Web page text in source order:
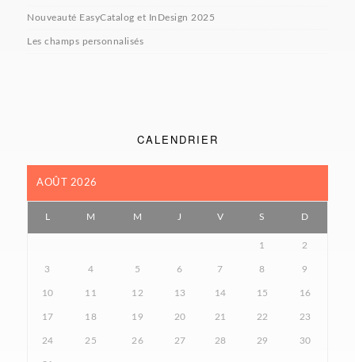
Nouveauté EasyCatalog et InDesign 2025
Les champs personnalisés
CALENDRIER
AOÛT 2026
L M M J V S D
1 2
3 4 5 6 7 8 9
10 11 12 13 14 15 16
17 18 19 20 21 22 23
24 25 26 27 28 29 30